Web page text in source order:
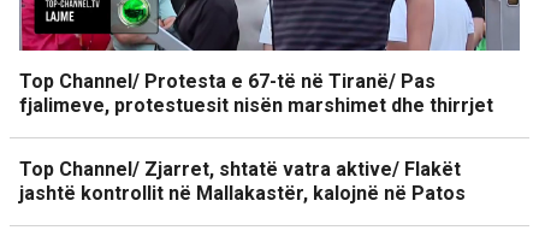
Top Channel/ Protesta e 67-të në Tiranë/ Pas
fjalimeve, protestuesit nisën marshimet dhe thirrjet
Top Channel/ Zjarret, shtatë vatra aktive/ Flakët
jashtë kontrollit në Mallakastër, kalojnë në Patos